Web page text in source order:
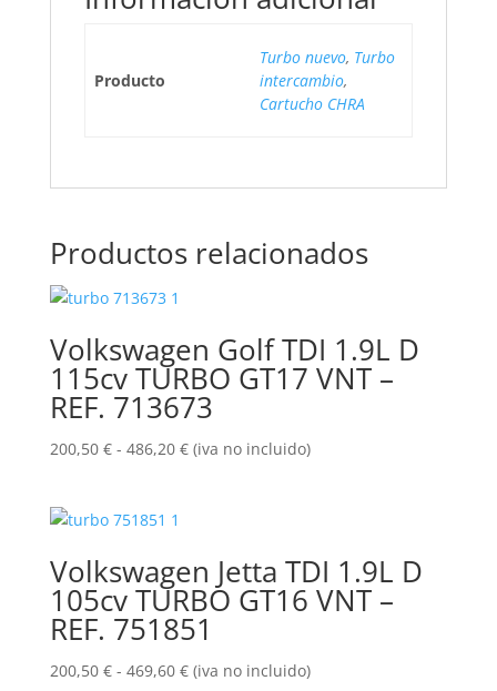
Producto
Turbo nuevo, Turbo
intercambio,
Cartucho CHRA
Productos relacionados
Volkswagen Golf TDI 1.9L D
115cv TURBO GT17 VNT –
REF. 713673
200,50 € - 486,20 €Rango
hasta
486,20 €
(iva no incluido)
Volkswagen Jetta TDI 1.9L D
105cv TURBO GT16 VNT –
REF. 751851
200,50 € - 469,60 €Rango
(iva no incluido)